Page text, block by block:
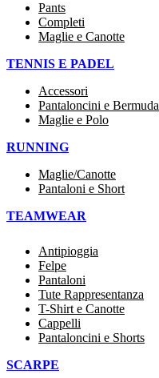
Pants
Completi
Maglie e Canotte
TENNIS E PADEL
Accessori
Pantaloncini e Bermuda
Maglie e Polo
RUNNING
Maglie/Canotte
Pantaloni e Short
TEAMWEAR
Antipioggia
Felpe
Pantaloni
Tute Rappresentanza
T-Shirt e Canotte
Cappelli
Pantaloncini e Shorts
SCARPE